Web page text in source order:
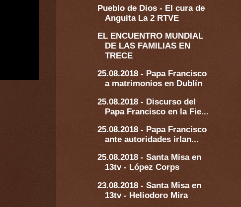
Pueblo de Dios - El cura de
Anguita La 2 RTVE
EL ENCUENTRO MUNDIAL
DE LAS FAMILIAS EN
TRECE
25.08.2018 - Papa Francisco
a matrimonios en Dublín
25.08.2018 - Discurso del
Papa Francisco en la Fie...
25.08.2018 - Papa Francisco
ante autoridades irlan...
25.08.2018 - Santa Misa en
13tv - López Corps
23.08.2018 - Santa Misa en
13tv - Heliodoro Mira